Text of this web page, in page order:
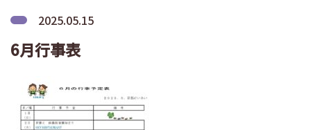
2025.05.15
6月行事表